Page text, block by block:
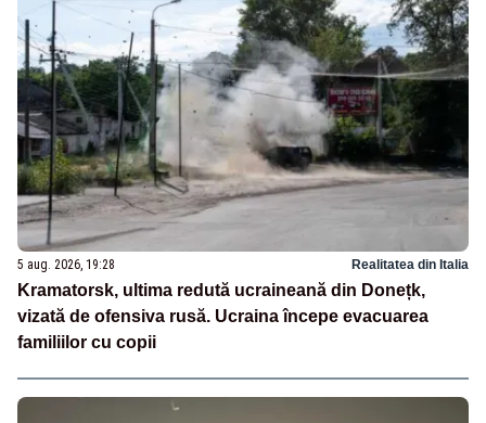
5 aug. 2026, 19:28 Realitatea din Italia
Kramatorsk, ultima redută ucraineană din Donețk,
vizată de ofensiva rusă. Ucraina începe evacuarea
familiilor cu copii